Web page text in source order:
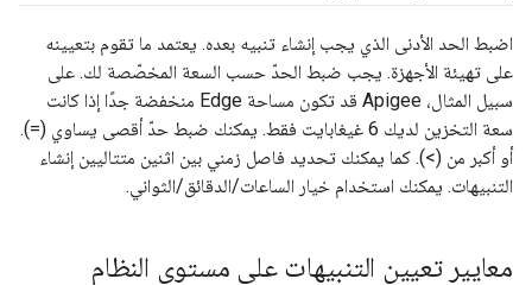
اضبط الحد الأدنى الذي يجب إنشاء تنبيه بعده. يعتمد ما تقوم بتعيينه
على تهيئة الأجهزة. يجب ضبط الحدّ حسب السعة المخصّصة لك. على
سبيل المثال، Apigee قد تكون مساحة Edge منخفضة جدًا إذا كانت
سعة التخزين لديك 6 غيغابايت فقط. يمكنك ضبط حدّ أقصى يساوي (=).
أو أكبر من (>). كما يمكنك تحديد فاصل زمني بين اثنين متتاليين إنشاء
التنبيهات. يمكنك استخدام خيار الساعات/الدقائق/الثواني.
معايير تعيين التنبيهات على مستوى النظام